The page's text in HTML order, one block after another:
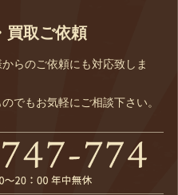
買取ご依頼
らのご依頼にも対応致しま
でもお気軽にご相談下さい。